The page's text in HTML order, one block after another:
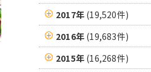
2017年 (19,520件)
2016年 (19,683件)
2015年 (16,268件)